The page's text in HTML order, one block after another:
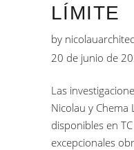
LÍMITE
by
20 de junio de
Las
Nicolau y Chema
disponibles en
excepcionales